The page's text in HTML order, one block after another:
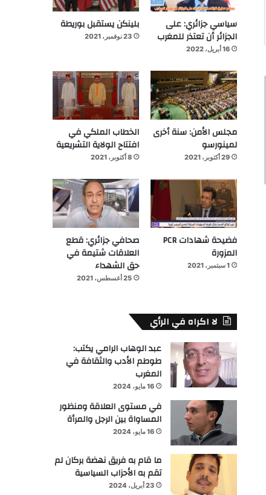
سياسي جزائري: على
الجزائر أن تعتذر للمغرب
16 أبريل، 2022
بلينكن يستقبل بوريطة
23 نوفمبر، 2021
مجلس الأمن: سنة أخرى
لمينورسو
29 أكتوبر، 2021
الخطاب الملكي في
افتتاح الولاية التشريعية
8 أكتوبر، 2021
فضيحة شهادات PCR
المزورة
1 سبتمبر، 2021
صحافي جزائري: قطع
العلاقات شتيمة في
حق الشهداء
25 أغسطس، 2021
لا اكراه في الرأي
عبد الوهاب الرامي يكتب:
طوطم الأدب والثقافة في
المغرب
16 مايو، 2024
في مستوى العلاقة ومنظور
المساواة بين الرجل والمرأة
16 مايو، 2024
ما قام به فريق نهضة بركان لم
تقم به الأحزاب السياسية
23 أبريل، 2024